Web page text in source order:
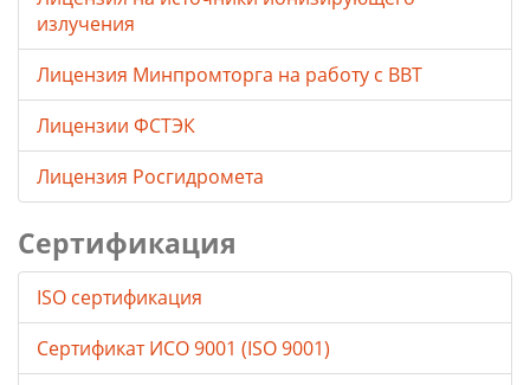
излучения
Лицензия Минпромторга на работу с ВВТ
Лицензии ФСТЭК
Лицензия Росгидромета
Сертификация
ISO сертификация
Сертификат ИСО 9001 (ISO 9001)